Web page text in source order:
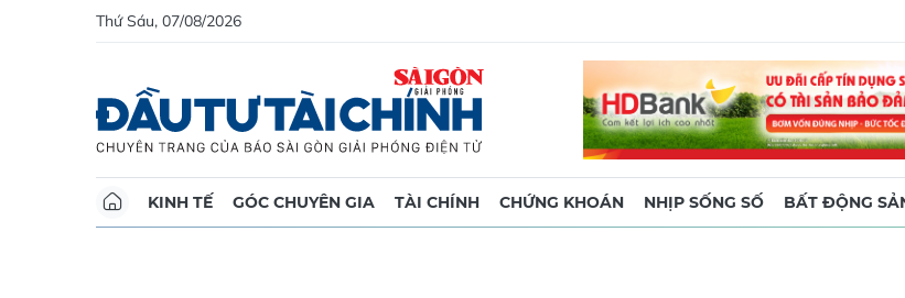
Thứ Sáu, 07/08/2026
KINH TẾ GÓC CHUYÊN GIA TÀI CHÍNH CHỨNG KHOÁN NHỊP SỐNG SỐ BẤT ĐỘNG